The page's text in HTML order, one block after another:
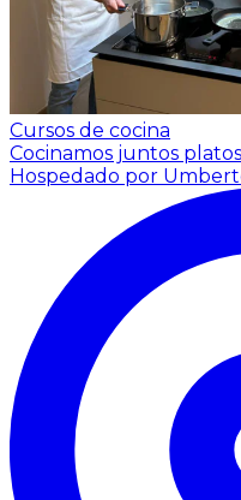
Cursos de cocina
Cocinamos juntos
Hospedado por